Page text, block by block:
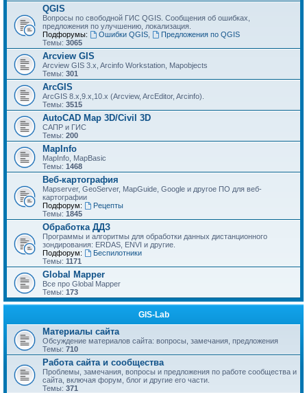
QGIS
Вопросы по свободной ГИС QGIS. Сообщения об ошибках,
предложения по улучшению, локализация.
Подфорумы:
Ошибки QGIS,
Предложения по QGIS
Темы: 3065
Arcview GIS
Arcview GIS 3.x, Arcinfo Workstation, Mapobjects
Темы: 301
ArcGIS
ArcGIS 8.x,9.x,10.x (Arcview, ArcEditor, Arcinfo).
Темы: 3515
AutoCAD Map 3D/Civil 3D
САПР и ГИС
Темы: 200
MapInfo
MapInfo, MapBasic
Темы: 1468
Веб-картография
Mapserver, GeoServer, MapGuide, Google и другое ПО для веб-
картографии
Подфорум:
Рецепты
Темы: 1845
Обработка ДДЗ
Программы и алгоритмы для обработки данных дистанционного
зондирования: ERDAS, ENVI и другие.
Подфорум:
Беспилотники
Темы: 1171
Global Mapper
Все про Global Mapper
Темы: 173
GIS-Lab
Материалы сайта
Обсуждение материалов сайта: вопросы, замечания, предложения
Темы: 710
Работа сайта и сообщества
Проблемы, замечания, вопросы и предложения по работе сообщества и
сайта, включая форум, блог и другие его части.
Темы: 371